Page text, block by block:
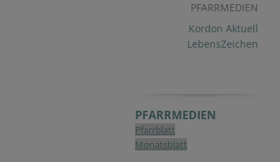
PFARRMEDIEN
Kordon Aktuell
LebensZeichen
PFARRMEDIEN
Pfarrblatt
Monatsblatt